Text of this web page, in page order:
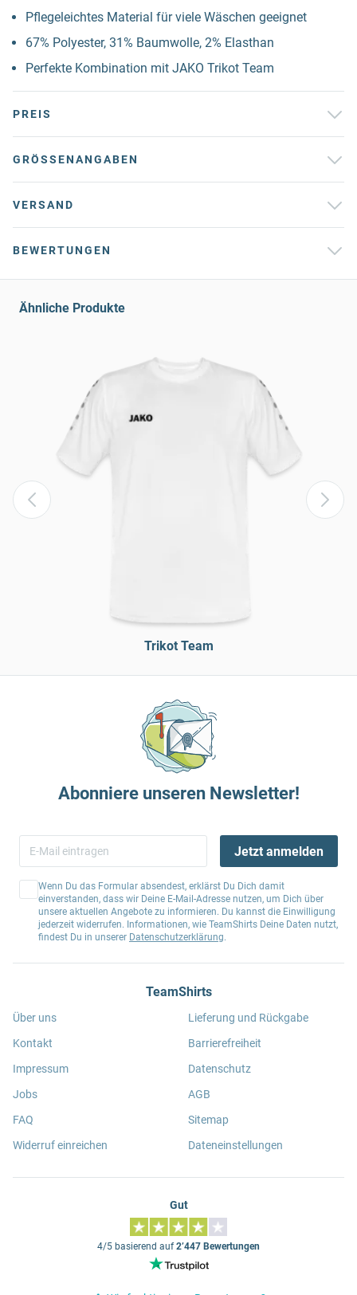
Pflegeleichtes Material für viele Wäschen geeignet
67% Polyester, 31% Baumwolle, 2% Elasthan
Perfekte Kombination mit JAKO Trikot Team
PREIS
GRÖSSENANGABEN
VERSAND
BEWERTUNGEN
Ähnliche Produkte
Trikot Team
Abonniere unseren Newsletter!
Jetzt anmelden
Wenn Du das Formular absendest, erklärst Du Dich damit
einverstanden, dass wir Deine E-Mail-Adresse nutzen, um Dich über
unsere aktuellen Angebote zu informieren. Du kannst die Einwilligung
jederzeit widerrufen. Informationen, wie TeamShirts Deine Daten nutzt,
findest Du in unserer Datenschutzerklärung.
TeamShirts
Über uns
Kontakt
Impressum
Jobs
FAQ
Widerruf einreichen
Lieferung und Rückgabe
Barrierefreiheit
Datenschutz
AGB
Sitemap
Dateneinstellungen
Gut
4/5 basierend auf2’447 Bewertungen